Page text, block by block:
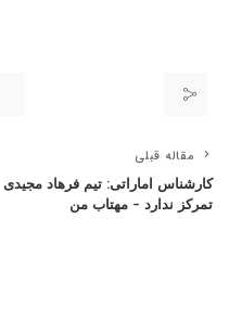
مقاله قبلی
کارشناس اماراتی: تیم فرهاد مجیدی
تمرکز ندارد – مهتاب من